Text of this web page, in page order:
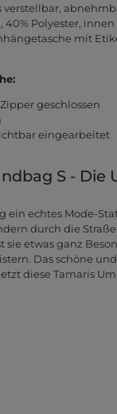
Polyester, innen
mit
geschlossen
eingearbeitet
S -
ein echtes Mode-
durch die
etwas ganz
Das schöne
diese Tamaris